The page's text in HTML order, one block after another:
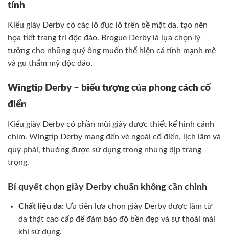
tính
Kiểu giày Derby có các lỗ đục lỗ trên bề mặt da, tạo nên
họa tiết trang trí độc đáo. Brogue Derby là lựa chọn lý
tưởng cho những quý ông muốn thể hiện cá tính mạnh mẽ
và gu thẩm mỹ độc đáo.
Wingtip Derby – biểu tượng của phong cách cổ
điển
Kiểu giày Derby có phần mũi giày được thiết kế hình cánh
chim. Wingtip Derby mang đến vẻ ngoài cổ điển, lịch lãm và
quý phái, thường được sử dụng trong những dịp trang
trọng.
Bí quyết chọn giày Derby chuẩn không cần chỉnh
Chất liệu da: Ưu tiên lựa chọn giày Derby được làm từ
da thật cao cấp để đảm bảo độ bền đẹp và sự thoải mái
khi sử dụng.